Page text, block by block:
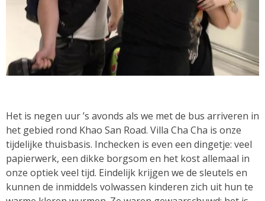
Het is negen uur ’s avonds als we met de bus arriveren in
het gebied rond Khao San Road. Villa Cha Cha is onze
tijdelijke thuisbasis. Inchecken is even een dingetje: veel
papierwerk, een dikke borgsom en het kost allemaal in
onze optiek veel tijd. Eindelijk krijgen we de sleutels en
kunnen de inmiddels volwassen kinderen zich uit hun te